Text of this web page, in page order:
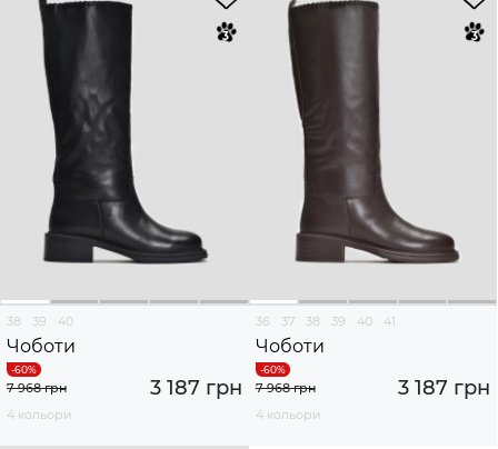
38 39 40
Чоботи
3 187 грн
7 968 грн
4 кольори
36 37 38 39 40 41
Чоботи
3 187 грн
7 968 грн
4 кольори